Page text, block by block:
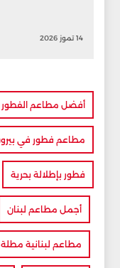
14 تموز 2026
أفضل مطاعم الفطور
مطاعم فطور في
فطور بإطلالة بحرية
أجمل مطاعم لبنان
مطاعم لبنانية مطلة